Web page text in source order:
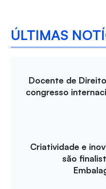
ÚLTIMAS
Docente de
congresso
Criatividade e
são